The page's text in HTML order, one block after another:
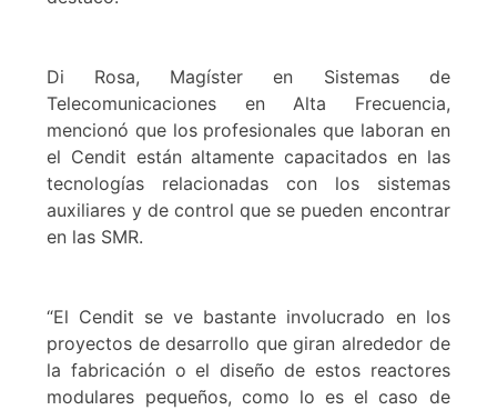
Di Rosa, Magíster en Sistemas de
Telecomunicaciones en Alta Frecuencia,
mencionó que los profesionales que laboran en
el Cendit están altamente capacitados en las
tecnologías relacionadas con los sistemas
auxiliares y de control que se pueden encontrar
en las SMR.
“El Cendit se ve bastante involucrado en los
proyectos de desarrollo que giran alrededor de
la fabricación o el diseño de estos reactores
modulares pequeños, como lo es el caso de